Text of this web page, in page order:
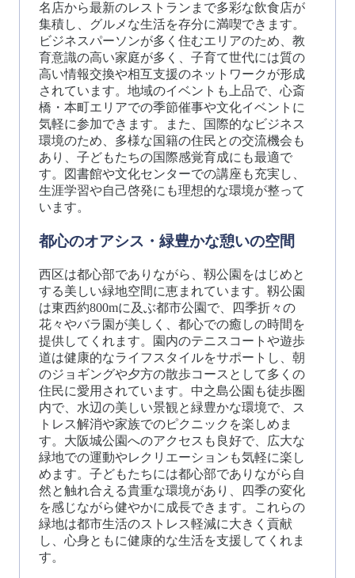
名店から最新のレストランまで多彩な飲食店が
集積し、グルメな生活を存分に満喫できます。
ビジネスパーソンが多く住むエリアのため、教
育意識の高い家庭が多く、子育て世代には質の
高い情報交換や相互支援のネットワークが形成
されています。地域のイベントも上品で、心斎
橋・本町エリアでの季節催事や文化イベントに
気軽に参加できます。また、国際的なビジネス
環境のため、多様な国籍の住民との交流機会も
あり、子どもたちの国際感覚育成にも最適で
す。図書館や文化センターでの講座も充実し、
生涯学習や自己啓発にも理想的な環境が整って
います。
都心のオアシス・緑豊かな憩いの空間
西区は都心部でありながら、靱公園をはじめと
する美しい緑地空間に恵まれています。靱公園
は東西約800mに及ぶ都市公園で、四季折々の
花々やバラ園が美しく、都心での癒しの時間を
提供してくれます。園内のテニスコートや遊歩
道は健康的なライフスタイルをサポートし、朝
のジョギングや夕方の散歩コースとして多くの
住民に愛用されています。中之島公園も徒歩圏
内で、水辺の美しい景観と緑豊かな環境で、ス
トレス解消や家族でのピクニックを楽しめま
す。大阪城公園へのアクセスも良好で、広大な
緑地での運動やレクリエーションも気軽に楽し
めます。子どもたちには都心部でありながら自
然と触れ合える貴重な環境があり、四季の変化
を感じながら健やかに成長できます。これらの
緑地は都市生活のストレス軽減に大きく貢献
し、心身ともに健康的な生活を支援してくれま
す。